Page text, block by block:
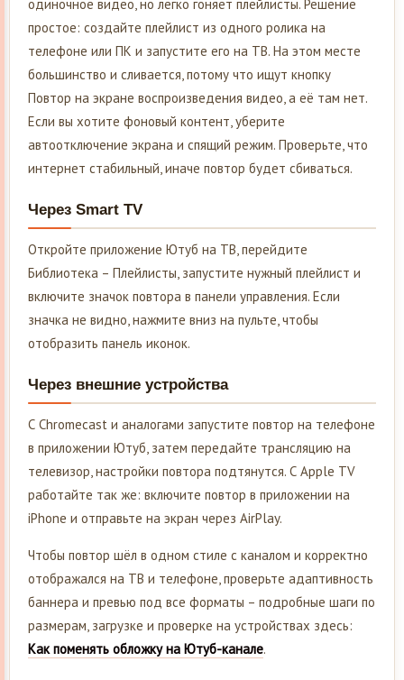
одиночное видео, но легко гоняет плейлисты. Решение
простое: создайте плейлист из одного ролика на
телефоне или ПК и запустите его на ТВ. На этом месте
большинство и сливается, потому что ищут кнопку
Повтор на экране воспроизведения видео, а её там нет.
Если вы хотите фоновый контент, уберите
автоотключение экрана и спящий режим. Проверьте, что
интернет стабильный, иначе повтор будет сбиваться.
Через Smart TV
Откройте приложение Ютуб на ТВ, перейдите
Библиотека – Плейлисты, запустите нужный плейлист и
включите значок повтора в панели управления. Если
значка не видно, нажмите вниз на пульте, чтобы
отобразить панель иконок.
Через внешние устройства
С Chromecast и аналогами запустите повтор на телефоне
в приложении Ютуб, затем передайте трансляцию на
телевизор, настройки повтора подтянутся. С Apple TV
работайте так же: включите повтор в приложении на
iPhone и отправьте на экран через AirPlay.
Чтобы повтор шёл в одном стиле с каналом и корректно
отображался на ТВ и телефоне, проверьте адаптивность
баннера и превью под все форматы – подробные шаги по
размерам, загрузке и проверке на устройствах здесь:
Как поменять обложку на Ютуб-канале.